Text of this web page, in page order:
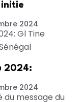
initie
2024
2024:
2024